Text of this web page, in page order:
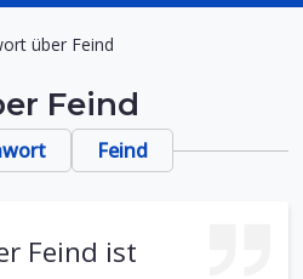
über Feind
Feind
Feind
Feind ist